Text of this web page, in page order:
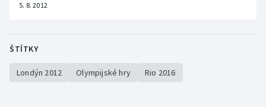
5. 8. 2012
ŠTÍTKY
Londýn 2012 Olympijské hry Rio 2016